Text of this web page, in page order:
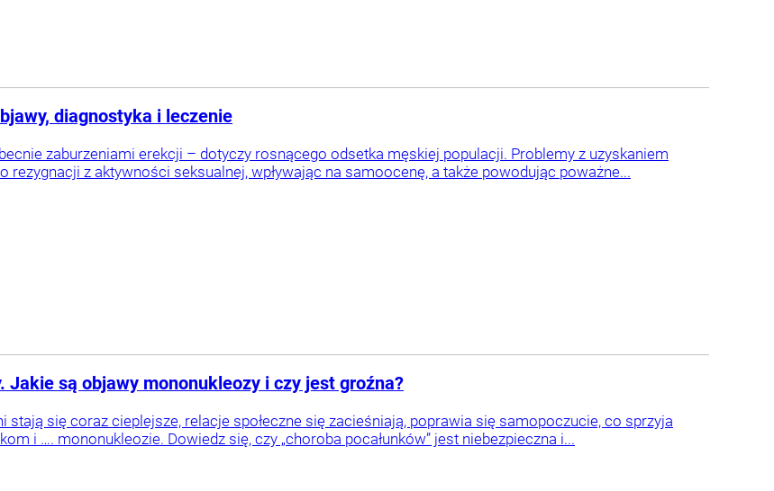
diagnostyka i leczenie
zaburzeniami erekcji – dotyczy rosnącego odsetka męskiej populacji. Problemy z uzyskaniem
rezygnacji z aktywności seksualnej, wpływając na samoocenę, a także powodując poważne...
są objawy mononukleozy i czy jest groźna?
stają się coraz cieplejsze, relacje społeczne się zacieśniają, poprawia się samopoczucie, co sprzyja
i …. mononukleozie. Dowiedz się, czy „choroba pocałunków” jest niebezpieczna i...